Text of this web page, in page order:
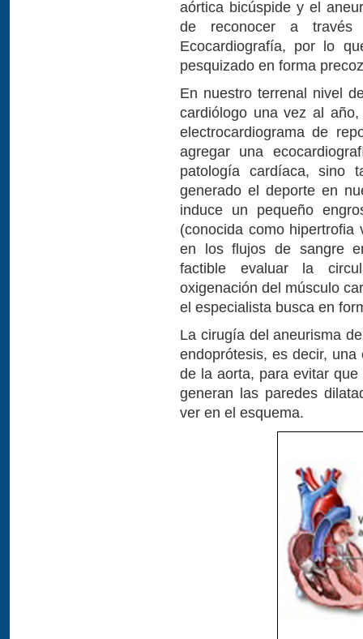
aórtica bicúspide y el
de reconocer a través
Ecocardiografía, por lo
pesquizado en forma
En nuestro terrenal nivel
cardiólogo una vez al
electrocardiograma de
agregar una
patología cardíaca, sino
generado el deporte en
induce un pequeño
(conocida como
en los flujos de sangre
factible evaluar la
oxigenación del músculo
el especialista busca en
La cirugía del aneurisma
endoprótesis, es decir, una
de la aorta, para evitar
generan las paredes
ver en el esquema.